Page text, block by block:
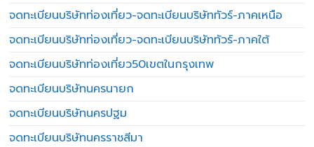
จดทะเบียนบริษัทท่องเที่ยว-จดทะเบียนบริษัททัวร์-ภาคเหนือ
จดทะเบียนบริษัทท่องเที่ยว-จดทะเบียนบริษัททัวร์-ภาคใต้
จดทะเบียนบริษัทท่องเที่ยว50เขตในกรุงเทพ
จดทะเบียนบริษัทนครนายก
จดทะเบียนบริษัทนครปฐม
จดทะเบียนบริษัทนครราชสีมา